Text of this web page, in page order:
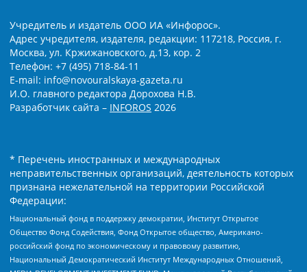
Учредитель и издатель ООО ИА «Инфорос».
Адрес учредителя, издателя, редакции: 117218, Россия, г.
Москва, ул. Кржижановского, д.13, кор. 2
Телефон: +7 (495) 718-84-11
E-mail: info@novouralskaya-gazeta.ru
И.О. главного редактора Дорохова Н.В.
Разработчик сайта – INFOROS 2026
* Перечень иностранных и международных
неправительственных организаций, деятельность которых
признана нежелательной на территории Российской
Федерации:
Национальный фонд в поддержку демократии, Институт Открытое
Общество Фонд Содействия, Фонд Открытое общество, Американо-
российский фонд по экономическому и правовому развитию,
Национальный Демократический Институт Международных Отношений,